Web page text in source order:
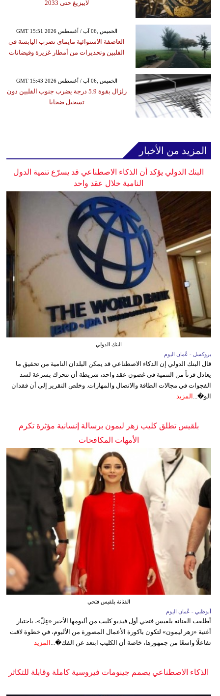
لايبزيغ حتى 2033
GMT 15:51 2026 الخميس ,06 آب / أغسطس
العاصفة الاستوائية مايماي تضرب اليابسة في
الفلبين وتحذيرات من أمطار غزيرة وفيضانات
GMT 15:43 2026 الخميس ,06 آب / أغسطس
زلزال بقوة 5.9 درجة يضرب جنوب الفلبين دون
تسجيل ضحايا
المزيد من الأخبار
البنك الدولي يؤكد أن الذكاء الاصطناعي قد يسرّع تنمية الدول
النامية خلال عقد واحد
البنك الدولي
بروكسل - عُمان اليوم
قال البنك الدولي إن الذكاء الاصطناعي قد يمكن البلدان النامية من تحقيق ما
يعادل قرناً من التنمية في غضون عقد واحد، شريطة أن تتحرك بسرعة لسد
الفجوات في مجالات الطاقة والاتصال والمهارات. وخلص التقرير إلى أن فقدان
الو�... المزيد
بلقيس تطلق كليب زهر ليمون برسالة إنسانية مؤثرة تكرم
الأمهات المكافحات
الفنانة بلقيس فتحي
أبوظبي - عُمان اليوم
أطلقت الفنانة بلقيس فتحي أول فيديو كليب من ألبومها الأخير «غِلّ»، باختيار
أغنية «زهر ليمون» لتكون باكورة الأعمال المصورة من الألبوم، في خطوة لاقت
تفاعلًا واسعًا من جمهورها، خاصة أن الكليب ابتعد عن الفك�... المزيد
الذكاء الاصطناعي يصمم جينومات فيروسية كاملة وقابلة للتكاثر